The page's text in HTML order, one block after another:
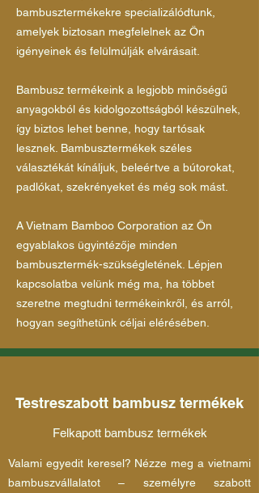
bambusztermékekre specializálódtunk,
amelyek biztosan megfelelnek az Ön
igényeinek és felülmúlják elvárásait.
Bambusz termékeink a legjobb minőségű
anyagokból és kidolgozottságból készülnek,
így biztos lehet benne, hogy tartósak
lesznek. Bambusztermékek széles
választékát kínáljuk, beleértve a bútorokat,
padlókat, szekrényeket és még sok mást.
A Vietnam Bamboo Corporation az Ön
egyablakos ügyintézője minden
bambusztermék-szükségletének. Lépjen
kapcsolatba velünk még ma, ha többet
szeretne megtudni termékeinkről, és arról,
hogyan segíthetünk céljai elérésében.
Testreszabott bambusz termékek
Felkapott bambusz termékek
Valami egyedit keresel? Nézze meg a vietnami
bambuszvállalatot – személyre szabott